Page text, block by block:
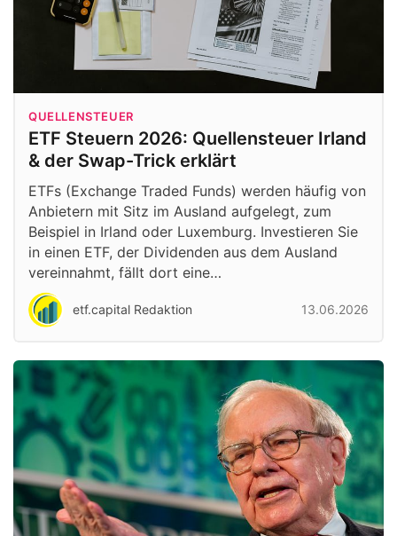
QUELLENSTEUER
ETF Steuern 2026: Quellensteuer Irland
& der Swap-Trick erklärt
ETFs (Exchange Traded Funds) werden häufig von
Anbietern mit Sitz im Ausland aufgelegt, zum
Beispiel in Irland oder Luxemburg. Investieren Sie
in einen ETF, der Dividenden aus dem Ausland
vereinnahmt, fällt dort eine…
etf.capital Redaktion 13.06.2026